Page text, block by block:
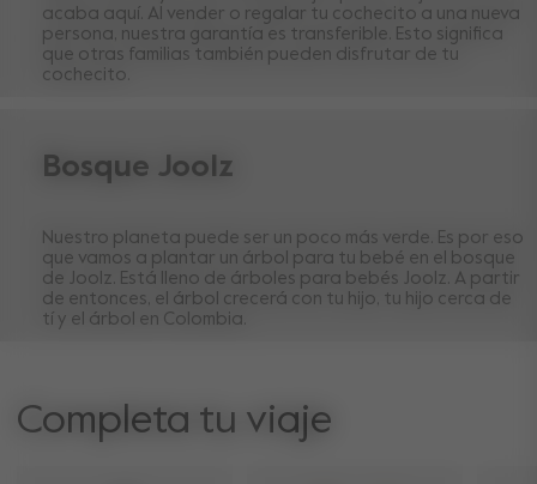
acaba aquí. Al vender o regalar tu cochecito a una nueva
persona, nuestra garantía es transferible. Esto significa
que otras familias también pueden disfrutar de tu
cochecito.
Bosque Joolz
Nuestro planeta puede ser un poco más verde. Es por eso
que vamos a plantar un árbol para tu bebé en el bosque
de Joolz. Está lleno de árboles para bebés Joolz. A partir
de entonces, el árbol crecerá con tu hijo, tu hijo cerca de
tí y el árbol en Colombia.
Completa tu viaje